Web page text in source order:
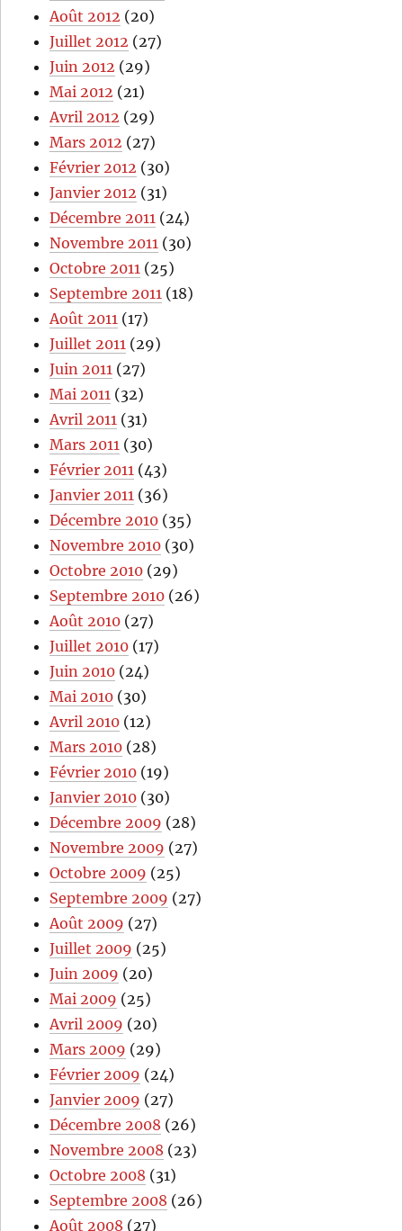
Août 2012 (20)
Juillet 2012 (27)
Juin 2012 (29)
Mai 2012 (21)
Avril 2012 (29)
Mars 2012 (27)
Février 2012 (30)
Janvier 2012 (31)
Décembre 2011 (24)
Novembre 2011 (30)
Octobre 2011 (25)
Septembre 2011 (18)
Août 2011 (17)
Juillet 2011 (29)
Juin 2011 (27)
Mai 2011 (32)
Avril 2011 (31)
Mars 2011 (30)
Février 2011 (43)
Janvier 2011 (36)
Décembre 2010 (35)
Novembre 2010 (30)
Octobre 2010 (29)
Septembre 2010 (26)
Août 2010 (27)
Juillet 2010 (17)
Juin 2010 (24)
Mai 2010 (30)
Avril 2010 (12)
Mars 2010 (28)
Février 2010 (19)
Janvier 2010 (30)
Décembre 2009 (28)
Novembre 2009 (27)
Octobre 2009 (25)
Septembre 2009 (27)
Août 2009 (27)
Juillet 2009 (25)
Juin 2009 (20)
Mai 2009 (25)
Avril 2009 (20)
Mars 2009 (29)
Février 2009 (24)
Janvier 2009 (27)
Décembre 2008 (26)
Novembre 2008 (23)
Octobre 2008 (31)
Septembre 2008 (26)
Août 2008 (27)